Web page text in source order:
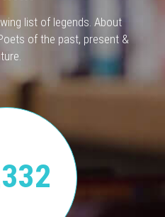
list of legends. About
of the past, present &